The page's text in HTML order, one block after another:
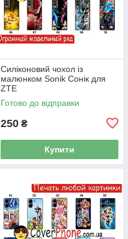
Силіконовий чохол із
малюнком Sonik Сонік для
ZTE
Готово до відправки
250 ₴
Купити